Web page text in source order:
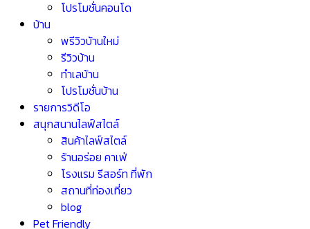
โปรโมชั่นคอนโด
บ้าน
พรีวิวบ้านใหม่
รีวิวบ้าน
ทำเลบ้าน
โปรโมชั่นบ้าน
รายการวิดีโอ
สนุกสนานไลฟ์สไตล์
สินค้าไลฟ์สไตล์
ร้านอร่อย คาเฟ่
โรงแรม รีสอร์ท ที่พัก
สถานที่ท่องเที่ยว
blog
Pet Friendly